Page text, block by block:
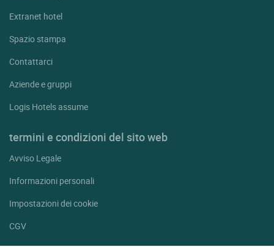
Extranet hotel
Spazio stampa
Contattarci
Aziende e gruppi
Logis Hotels assume
termini e condizioni del sito web
Avviso Legale
Informazioni personali
Impostazioni dei cookie
CGV